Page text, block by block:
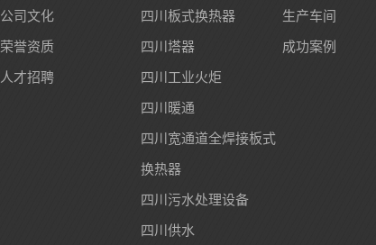
公司文化
荣誉资质
人才招聘
四川板式换热器
四川塔器
四川工业火炬
四川暖通
四川宽通道全焊接板式
换热器
四川污水处理设备
四川供水
生产车间
成功案例